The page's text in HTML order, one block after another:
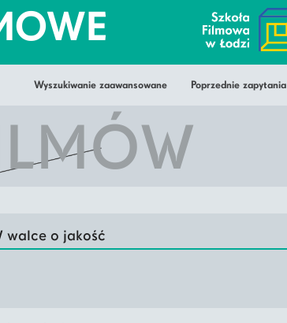
Wyszukiwanie zaawansowane Poprzednie zapytania
walce o jakość